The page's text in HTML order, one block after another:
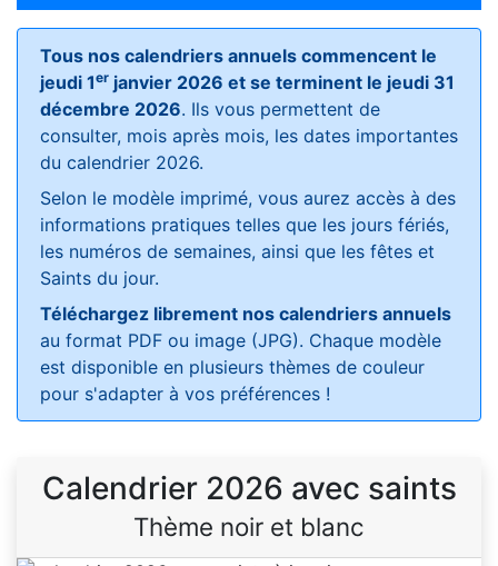
Tous nos calendriers annuels commencent le
jeudi 1er janvier 2026 et se terminent le jeudi 31
décembre 2026. Ils vous permettent de
consulter, mois après mois, les dates importantes
du calendrier 2026.
Selon le modèle imprimé, vous aurez accès à des
informations pratiques telles que les jours fériés,
les numéros de semaines, ainsi que les fêtes et
Saints du jour.
Téléchargez librement nos calendriers annuels
au format PDF ou image (JPG). Chaque modèle
est disponible en plusieurs thèmes de couleur
pour s'adapter à vos préférences !
Calendrier 2026 avec saints
Thème noir et blanc